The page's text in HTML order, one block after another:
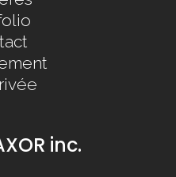
inc.